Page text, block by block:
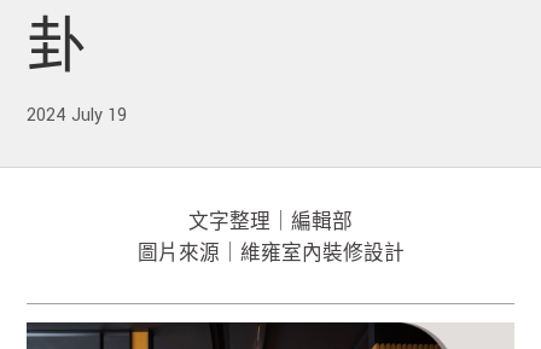
卦
2024 July 19
文字整理｜編輯部
圖片來源｜維雍室內裝修設計